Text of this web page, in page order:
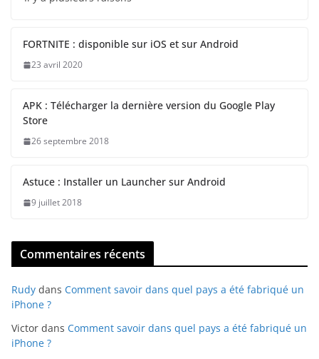
FORTNITE : disponible sur iOS et sur Android
23 avril 2020
APK : Télécharger la dernière version du Google Play
Store
26 septembre 2018
Astuce : Installer un Launcher sur Android
9 juillet 2018
Commentaires récents
Rudy dans Comment savoir dans quel pays a été fabriqué un
iPhone ?
Victor dans Comment savoir dans quel pays a été fabriqué un
iPhone ?